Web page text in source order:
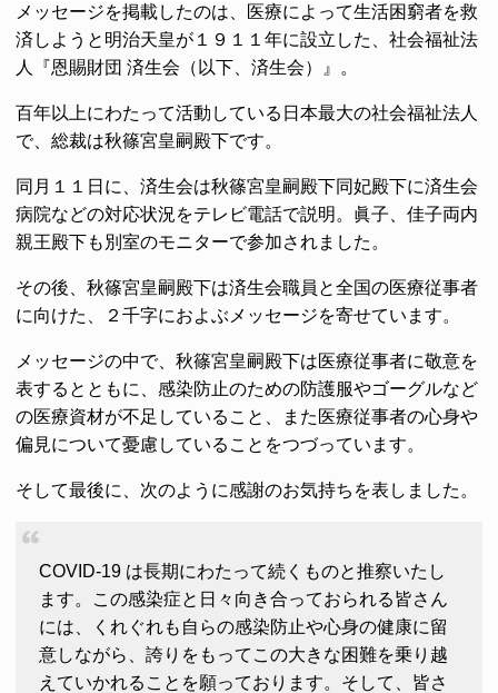
メッセージを掲載したのは、医療によって生活困窮者を救
済しようと明治天皇が１９１１年に設立した、社会福祉法
人『恩賜財団 済生会（以下、済生会）』。
百年以上にわたって活動している日本最大の社会福祉法人
で、総裁は秋篠宮皇嗣殿下です。
同月１１日に、済生会は秋篠宮皇嗣殿下同妃殿下に済生会
病院などの対応状況をテレビ電話で説明。眞子、佳子両内
親王殿下も別室のモニターで参加されました。
その後、秋篠宮皇嗣殿下は済生会職員と全国の医療従事者
に向けた、２千字におよぶメッセージを寄せています。
メッセージの中で、秋篠宮皇嗣殿下は医療従事者に敬意を
表するとともに、感染防止のための防護服やゴーグルなど
の医療資材が不足していること、また医療従事者の心身や
偏見について憂慮していることをつづっています。
そして最後に、次のように感謝のお気持ちを表しました。
COVID-19 は長期にわたって続くものと推察いたし
ます。この感染症と日々向き合っておられる皆さん
には、くれぐれも自らの感染防止や心身の健康に留
意しながら、誇りをもってこの大きな困難を乗り越
えていかれることを願っております。そして、皆さ